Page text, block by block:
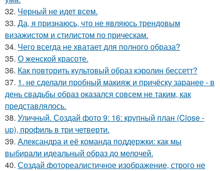
32. Черный не идет всем.
33. Да, я признаюсь, что не являюсь трендовым
визажистом и стилистом по прическам.
34. Чего всегда не хватает для полного образа?
35. О женской красоте.
36. Как повторить культовый образ кэролин бессетт?
37. 1. не сделали пробный макияж и причёску заранее - в
день свадьбы образ оказался совсем не таким, как
представлялось.
38. Уличный. Создай фото 9: 16: крупный план (Close -
up), профиль в три четверти.
39. Александра и её команда поддержки: как мы
выбирали идеальный образ до мелочей.
40. Создай фотореалистичное изображение, строго не